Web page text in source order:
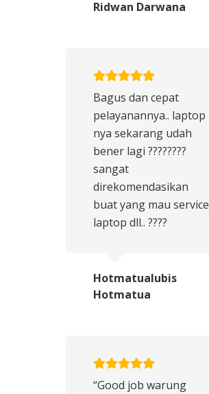
Ridwan Darwana
Bagus dan cepat
pelayanannya.. laptop
nya sekarang udah
bener lagi ????????
sangat
direkomendasikan
buat yang mau service
laptop dll.. ????
Hotmatualubis
Hotmatua
“Good job warung